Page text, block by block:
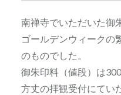
南禅寺でいただいた御
ゴールデンウィークの
のものでした。
御朱印料（値段）は300
方丈の拝観受付にてい